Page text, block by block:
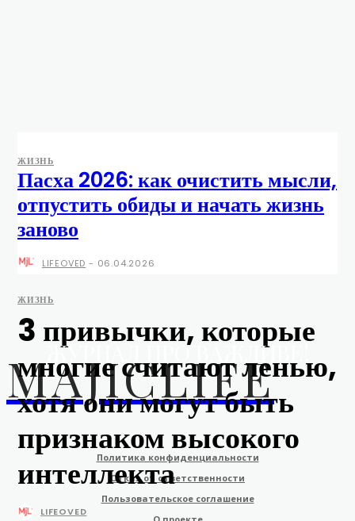
ЖИЗНЬ
3 привычки, которые
многие считают ленью,
хотя они могут быть
признаком высокого
интеллекта
LIFEOVED
ЖИЗНЬ
Пасха 2026: как очистить мысли,
отпустить обиды и начать жизнь
заново
LIFEOVED - 06.04.2026
ЖУРНАЛ ПРО ВАЖЛИВЕ!
MAJICLIFE
Политика конфиденциальности
Отказ от ответственности
Пользовательское соглашение